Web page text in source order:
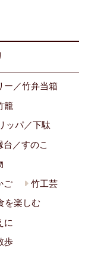
ー／竹弁当箱
籠
ッパ／下駄
台／すのこ
ご
竹工芸
を楽しむ
に
歩